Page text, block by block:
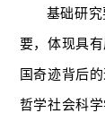
基础研
要，体现具
国奇迹背后
哲学社会科